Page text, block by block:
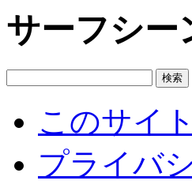
サーフシー
このサイ
プライバ